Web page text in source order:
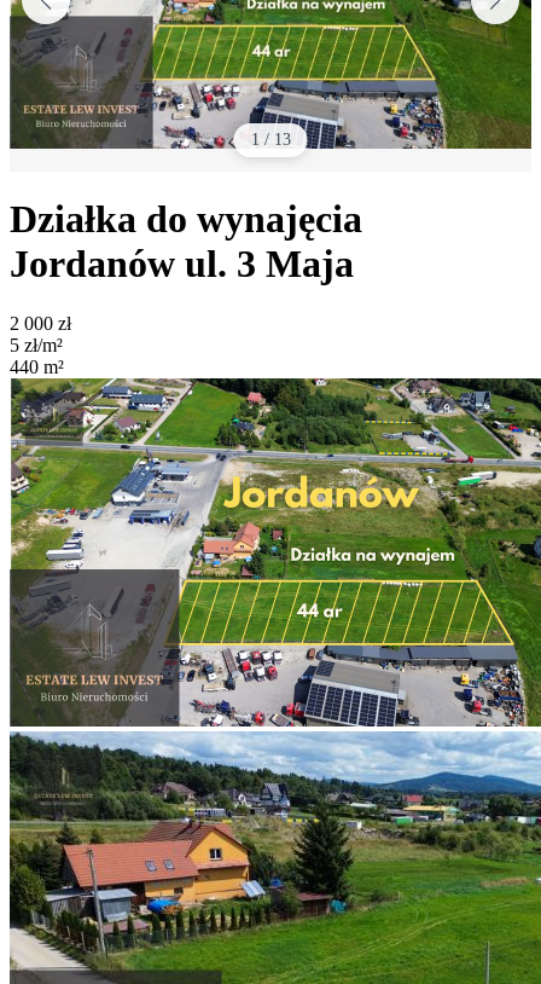
1 / 13
Działka do wynajęcia
Jordanów ul. 3 Maja
2 000 zł
5 zł/m²
440 m²